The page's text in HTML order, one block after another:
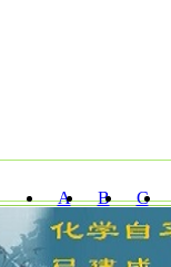
A
B C
W X Y